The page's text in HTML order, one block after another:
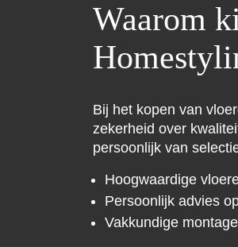
Waarom
Bij het kopen van
zekerheid over
persoonlijk van
Hoogwaardige
Persoonlijk advies
Vakkundige